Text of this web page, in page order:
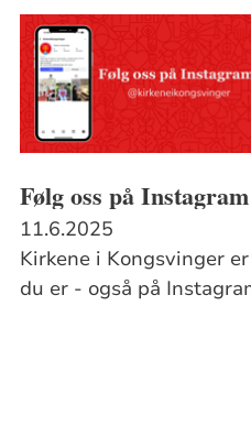
Følg oss på Instagram
11.6.2025
Kirkene i Kongsvinger
du er - også på